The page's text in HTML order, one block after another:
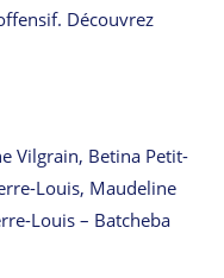
Découvrez
Vilgrain, Betina Petit-
Louis, Maudeline
Louis – Batcheba